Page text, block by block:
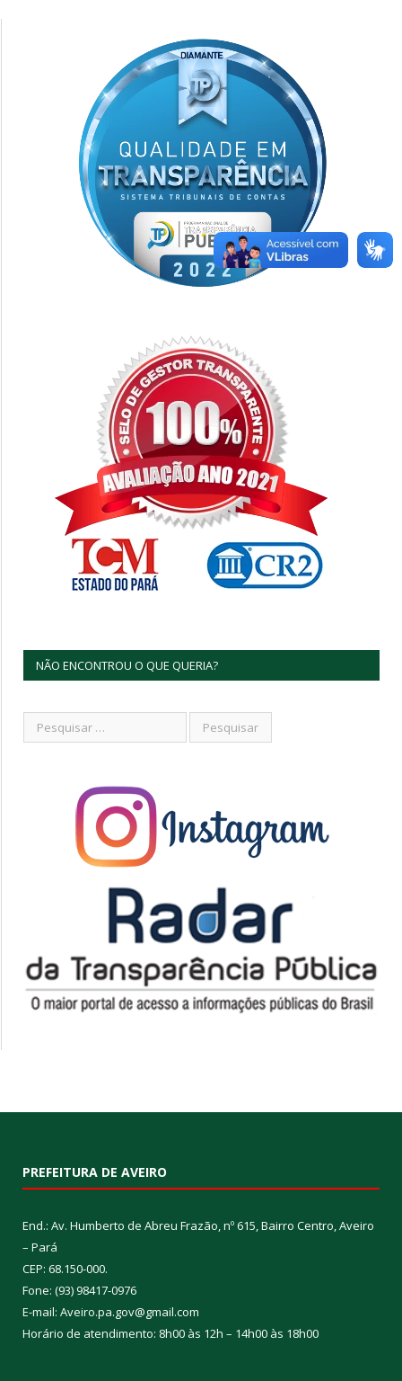
NÃO ENCONTROU O QUE QUERIA?
PREFEITURA DE AVEIRO
End.: Av. Humberto de Abreu Frazão, nº 615, Bairro Centro, Aveiro
– Pará
CEP: 68.150-000.
Fone: (93) 98417-0976
E-mail: Aveiro.pa.gov@gmail.com
Horário de atendimento: 8h00 às 12h – 14h00 às 18h00